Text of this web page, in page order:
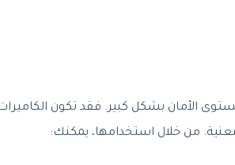
الأمان بشكل كبير. فقد تكون
من خلال استخدامها، يمكنك: